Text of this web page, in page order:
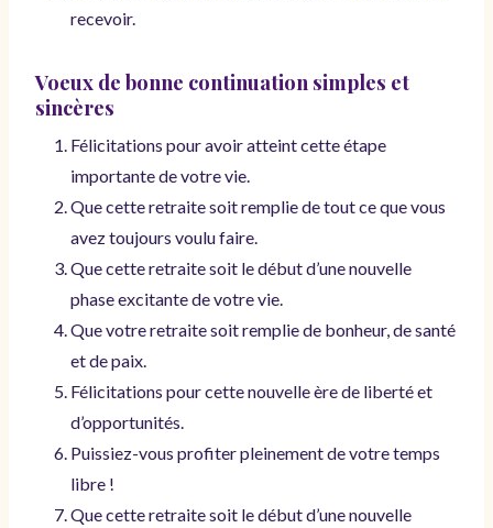
recevoir.
Voeux de bonne continuation simples et
sincères
Félicitations pour avoir atteint cette étape
importante de votre vie.
Que cette retraite soit remplie de tout ce que vous
avez toujours voulu faire.
Que cette retraite soit le début d’une nouvelle
phase excitante de votre vie.
Que votre retraite soit remplie de bonheur, de santé
et de paix.
Félicitations pour cette nouvelle ère de liberté et
d’opportunités.
Puissiez-vous profiter pleinement de votre temps
libre !
Que cette retraite soit le début d’une nouvelle